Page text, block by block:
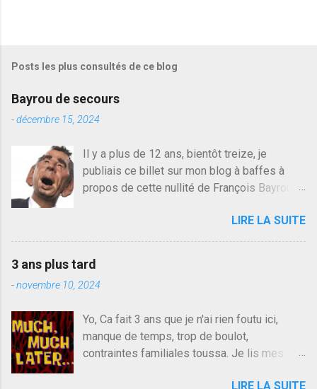
t
e
r
u
m
m
e
n
r
e
Posts les plus consultés de ce blog
Bayrou de secours
-décembre 15, 2024
Il y a plus de 12 ans, bientôt treize, je
publiais ce billet sur mon blog à baffes à
propos de cette nullité de François Bayrou. Il
quelqu'un, je ne parle pas des couples mais
des amis ou des valeurs dans lesquels on
croit. François Bayrou est en passe de
devenir le traite d'une partie de son électorat
et c'est par la presse qu'on l'apprend. On
plus proche de Sarkozy que de Hollande,
sinon il serait candidat du centre de la
gauche molle mais quand on écoutait ses
LIRE LA SUITE
3 ans plus tard
-novembre 10, 2024
Yo, Ca fait 3 ans que je n'ai rien foutu ici,
manque de temps, trop de boulot,
contraintes familiales toussa. Je lis mes
LIRE LA SUITE